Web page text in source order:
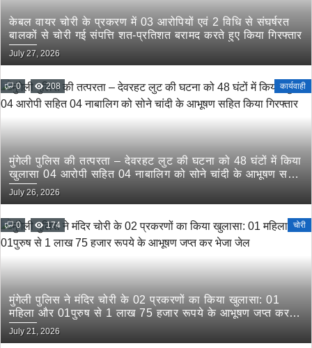
केबल वायर चोरी के प्रकरण में 03 आरोपियों एवं 2 विधि से संघर्षरत
बालकों से चोरी गई संपत्ति शत-प्रतिशत बरामद करते हुए किया गिरफ्तार
July 27, 2026
0 208 कार्यवाही
मुंगेली पुलिस की तत्परता – देवरहट लुट की घटना को 48 घंटों में किया
खुलासा 04 आरोपी सहित 04 नाबालिग को सोने चांदी के आभूषण सहित
किया गिरफ्तार
July 26, 2026
0 174 चोरी
मुंगेली पुलिस ने मंदिर चोरी के 02 प्रकरणों का किया खुलासा: 01
महिला और 01पुरुष से 1 लाख 75 हजार रूपये के आभूषण जप्त कर
भेजा जेल
July 21, 2026